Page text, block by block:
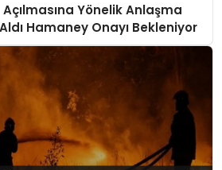
Açılmasına Yönelik Anlaşma
Hamaney Onayı Bekleniyor